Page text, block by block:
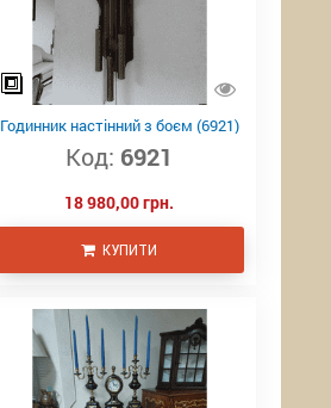
Годинник настінний з боєм (6921)
Код: 6921
18 980,00 грн.
КУПИТИ